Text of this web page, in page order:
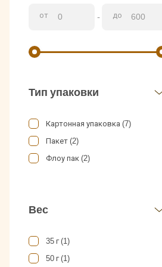
от - до
Тип упаковки
Картонная упаковка (7)
Пакет (2)
Флоу пак (2)
Вес
35 г (1)
50 г (1)